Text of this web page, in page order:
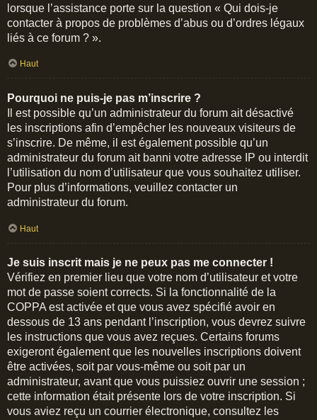
lorsque l’assistance porte sur la question « Qui dois-je
contacter à propos de problèmes d’abus ou d’ordres légaux
liés à ce forum ? ».
Haut
Pourquoi ne puis-je pas m’inscrire ?
Il est possible qu’un administrateur du forum ait désactivé
les inscriptions afin d’empêcher les nouveaux visiteurs de
s’inscrire. De même, il est également possible qu’un
administrateur du forum ait banni votre adresse IP ou interdit
l’utilisation du nom d’utilisateur que vous souhaitez utiliser.
Pour plus d’informations, veuillez contacter un
administrateur du forum.
Haut
Je suis inscrit mais je ne peux pas me connecter !
Vérifiez en premier lieu que votre nom d’utilisateur et votre
mot de passe soient corrects. Si la fonctionnalité de la
COPPA est activée et que vous avez spécifié avoir en
dessous de 13 ans pendant l’inscription, vous devrez suivre
les instructions que vous avez reçues. Certains forums
exigeront également que les nouvelles inscriptions doivent
être activées, soit par vous-même ou soit par un
administrateur, avant que vous puissiez ouvrir une session ;
cette information était présente lors de votre inscription. Si
vous aviez reçu un courrier électronique, consultez les